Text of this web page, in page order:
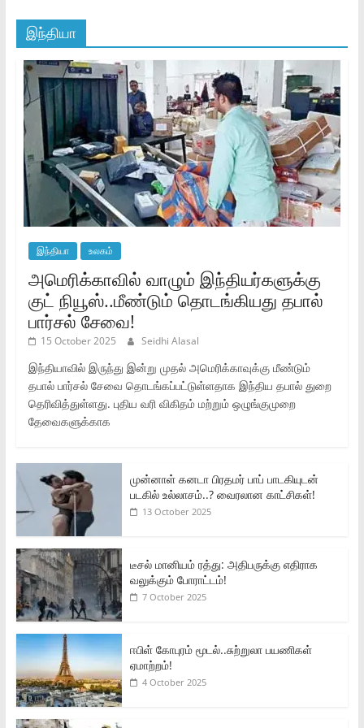
இந்தியா
இந்தியா உலகம்
அமெரிக்காவில் வாழும் இந்தியர்களுக்கு
குட் நியூஸ்..மீண்டும் தொடங்கியது தபால்
பார்சல் சேவை!
15 October 2025 Seidhi Alasal
இந்தியாவில் இருந்து இன்று முதல் அமெரிக்காவுக்கு மீண்டும்
தபால் பார்சல் சேவை தொடங்கப்பட்டுள்ளதாக இந்திய தபால் துறை
தெரிவித்துள்ளது. புதிய வரி விகிதம் மற்றும் ஒழுங்குமுறை
தேவைகளுக்காக
முன்னாள் கனடா பிரதமர் பாப் பாடகியுடன்
படகில் உல்லாசம்..? வைரலான காட்சிகள்!
13 October 2025
டீசல் மானியம் ரத்து: அதிபருக்கு எதிராக
வலுக்கும் போராட்டம்!
7 October 2025
ஈபிள் கோபுரம் மூடல்..சுற்றுலா பயணிகள்
ஏமாற்றம்!
4 October 2025